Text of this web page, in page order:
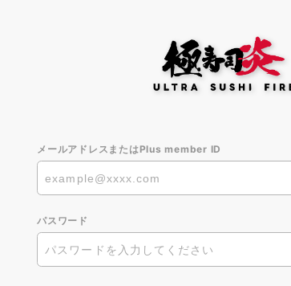
メールアドレスまたはPlus member ID
パスワード